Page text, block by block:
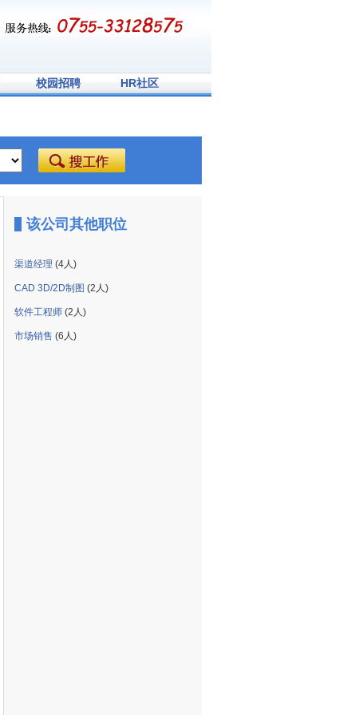
校园招聘 HR社区
该公司其他职位
渠道经理 (4人)
CAD 3D/2D制图 (2人)
软件工程师 (2人)
市场销售 (6人)